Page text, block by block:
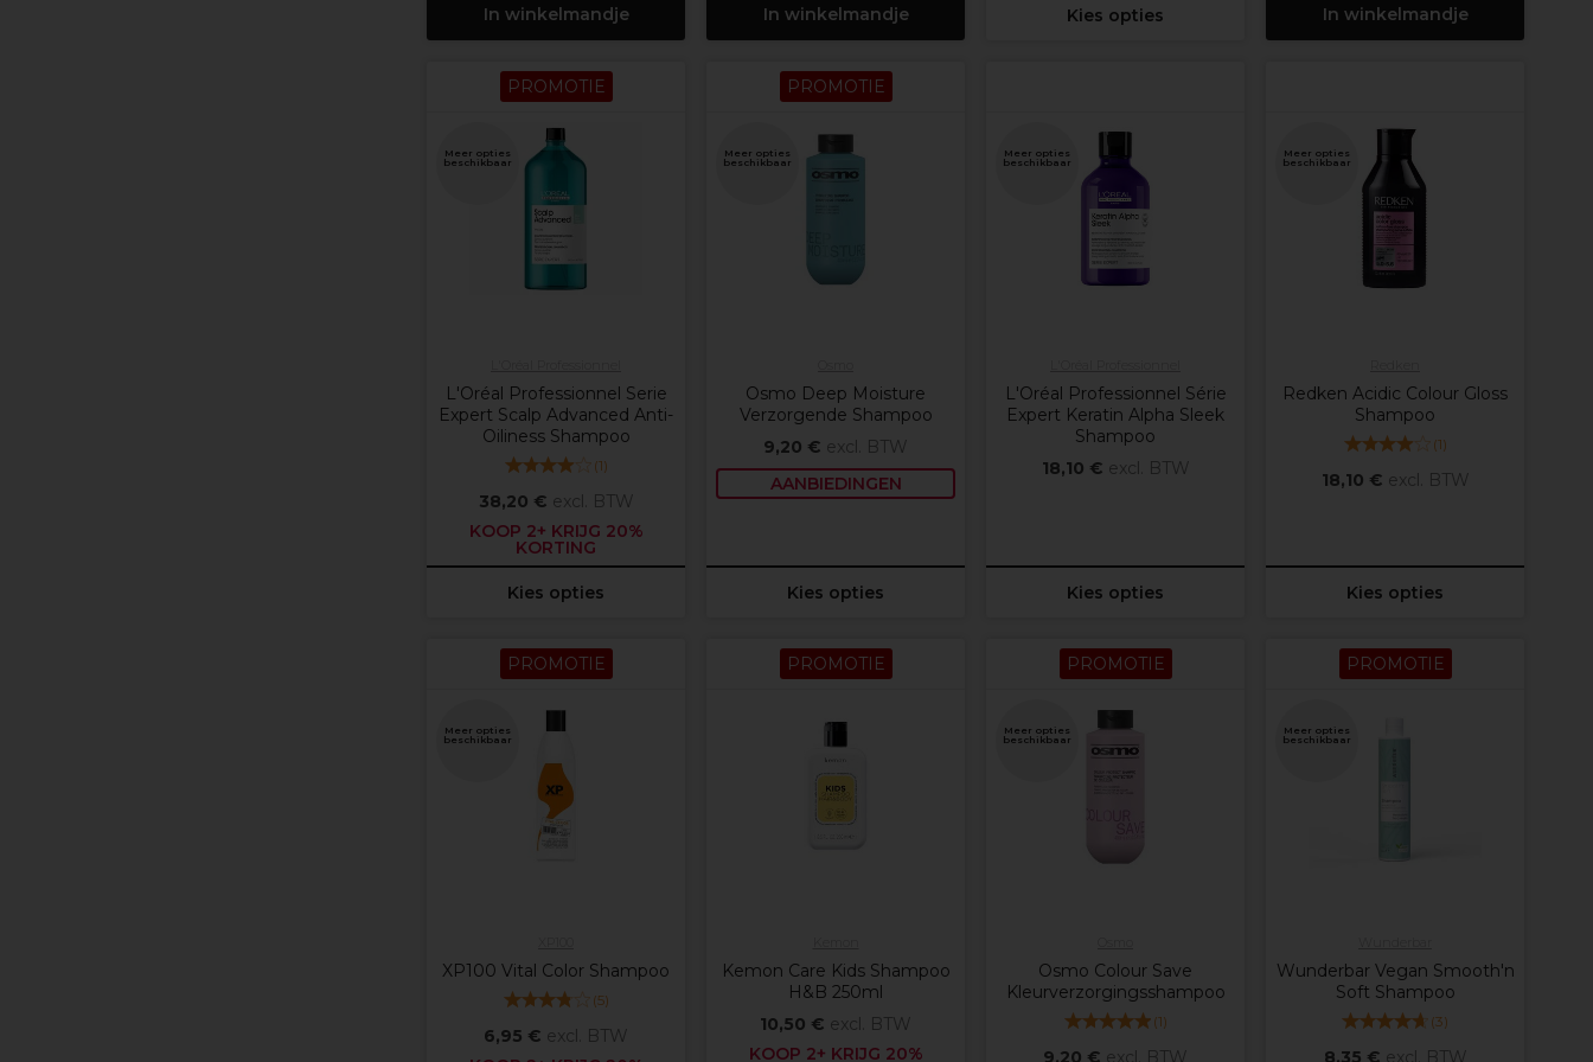
In winkelmandje In winkelmandje Kies opties In winkelmandje
PROMOTIE
Meer opties
beschikbaar
L'Oréal Professionnel Serie
Expert Scalp Advanced Anti-
Oiliness Shampoo
(1)
38,20 € excl. BTW
KOOP 2+ KRIJG 20%
KORTING
Kies opties
PROMOTIE
Meer opties
beschikbaar
Osmo Deep Moisture
Verzorgende Shampoo
9,20 € excl. BTW
AANBIEDINGEN
Kies opties
Meer opties
beschikbaar
L'Oréal Professionnel Série
Expert Keratin Alpha Sleek
Shampoo
18,10 € excl. BTW
Kies opties
Meer opties
beschikbaar
Redken Acidic Colour Gloss
Shampoo
(1)
18,10 € excl. BTW
Kies opties
PROMOTIE
Meer opties
beschikbaar
XP100 Vital Color Shampoo
(5)
6,95 € excl. BTW
PROMOTIE
Kemon Care Kids Shampoo
H&B 250ml
10,50 € excl. BTW
KOOP 2+ KRIJG 20%
PROMOTIE
Meer opties
beschikbaar
Osmo Colour Save
Kleurverzorgingsshampoo
(1)
9,20 € excl. BTW
PROMOTIE
Meer opties
beschikbaar
Wunderbar Vegan Smooth'n
Soft Shampoo
(3)
8,35 € excl. BTW